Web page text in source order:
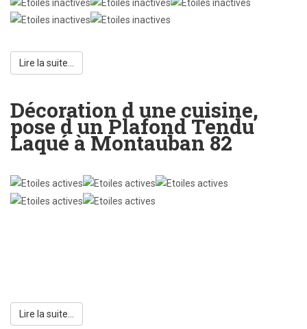
Lire la suite...
Décoration d une cuisine,
pose d un Plafond Tendu
Laqué à Montauban 82
Note
utilisateur:5/5
Lire la suite...